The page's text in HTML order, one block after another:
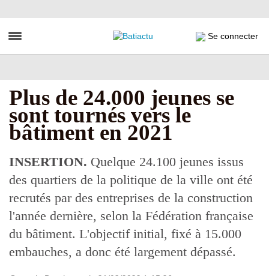
au
principal
Toggle navigation Se connecter
Plus de 24.000 jeunes se
sont tournés vers le
bâtiment en 2021
INSERTION. Quelque 24.100 jeunes issus
des quartiers de la politique de la ville ont été
recrutés par des entreprises de la construction
l'année dernière, selon la Fédération française
du bâtiment. L'objectif initial, fixé à 15.000
embauches, a donc été largement dépassé.